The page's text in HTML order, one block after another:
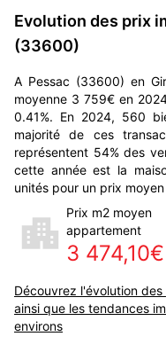
Evolution des prix
(33600)
A Pessac (33600) en
moyenne 3 759€ en
0.41%. En 2024, 560
majorité de ces
représentent 54% des
cette année est la
unités pour un prix
Prix m2 moyen
appartement
3 474,10€
Découvrez l'évolution
ainsi que les tendances
environs